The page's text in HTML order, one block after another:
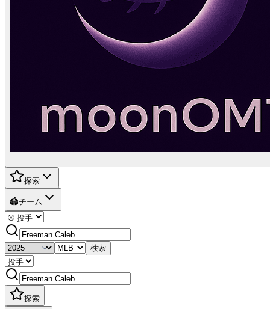
探索
🏟️チーム
検索
探索